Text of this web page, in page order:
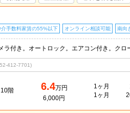
介手数料家賃の55%以下 オンライン相談可能 南向
412-7701)
10階 6.4万円
6,000円
1ヶ月
1ヶ月